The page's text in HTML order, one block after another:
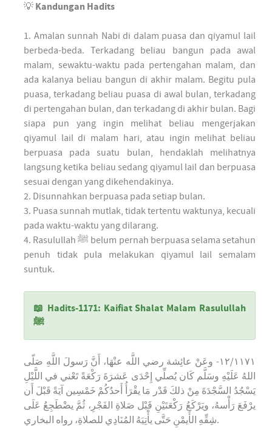
💡 Kandungan Hadits
1. Amalan sunnah Nabi di dalam puasa dan qiyamul lail
berbeda-beda. Terkadang beliau bangun pada awal
malam, sewaktu-waktu pada pertengahan malam, dan
ada kalanya beliau bangun di akhir malam. Begitu pula
puasa, terkadang beliau puasa di awal bulan, terkadang
di pertengahan bulan, dan terkadang di akhir bulan. Bagi
siapa pun yang ingin melihat beliau mengerjakan
qiyamul lail di malam hari, atau ingin melihat beliau
berpuasa pada suatu bulan, hendaklah melihatnya
langsung ketika beliau sedang qiyamul lail dan berpuasa
sesuai dengan yang dikehendakinya.
2. Disunnahkan berpuasa pada setiap bulan.
3. Puasa sunnah mutlak, tidak tertentu waktunya, kecuali
pada waktu-waktu yang dilarang.
4. Rasulullah ﷺ belum pernah berpuasa selama setahun
penuh tidak pula melakukan qiyamul lail semalam
suntuk.
📖 Hadits-1171: Kaifiat Shalat Malam Rasulullah
ﷺ
١٢/١١٧١- وعَنْ عائِشة رضي اللَّه عنْهَا، أَنَّ رَسولَ اللَّهِ صَلّى
اللهُ عَلَيْهِ وسَلَّم كَان يُصلِّي إِحْدَى عَشرَةَ رَكْعَةً تَعْني في اللَّيْلِ
يَسْجُدُ السَّجْدَةَ مِنْ ذلكَ قَدْر مَا يقْرَأُ أَحدُكُمْ خَمْسِين آيَةً قَبْلَ أَن
يرْفَعَ رَأْسهُ، ويَرْكَعُ رَكْعَتَيْنِ قَبْل صَلاةِ الفَجْرِ، ثُمَّ يضْطَجِعُ عَلَى
شِقِّهِ الأَيمْنِ حَتَّى يأْتِيَهُ المُنَادِي للصلاةِ، رواه البخاري.